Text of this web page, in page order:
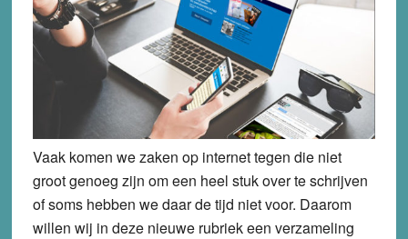
Vaak komen we zaken op internet tegen die niet
groot genoeg zijn om een heel stuk over te schrijven
of soms hebben we daar de tijd niet voor. Daarom
willen wij in deze nieuwe rubriek een verzameling